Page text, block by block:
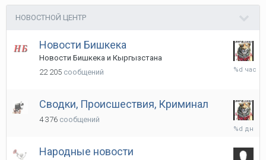
НОВОСТНОЙ ЦЕНТР
Новости Бишкека
Новости Бишкека и Кыргызстана
22 205 сообщений
4
Сводки, Происшествия, Криминал
4 376 сообщений
Среда
10:49
Народные новости